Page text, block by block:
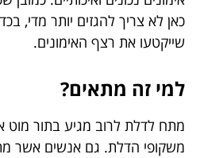
כאן לא צריך להגזים יותר מדי,
שייקטעו את רצף האימונים.
למי זה מתאים?
מתח לדלת לרוב מגיע בתור מוט
משקופי הדלת. גם אנשים אשר